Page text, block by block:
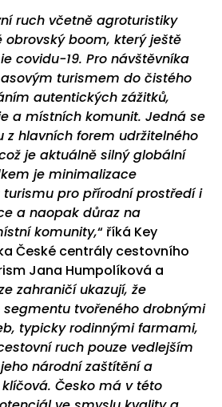
ruch včetně agroturistiky
obrovský boom, který ještě
covidu-19. Pro návštěvníka
turismem do čistého
autentických zážitků,
a místních komunit. Jedná se
z hlavních forem udržitelného
je aktuálně silný globální
je minimalizace
pro přírodní prostředí i
a naopak důraz na
komunity,“ říká Key
České centrály cestovního
Jana Humpolíková a
zahraničí ukazují, že
tvořeného drobnými
typicky rodinnými farmami,
ruch pouze vedlejším
národní zaštítění a
Česko má v této